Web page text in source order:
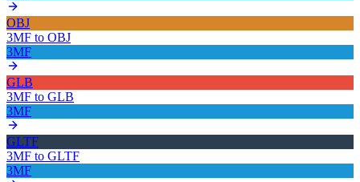
OBJ
3MF to OBJ
3MF
GLB
3MF to GLB
3MF
GLTF
3MF to GLTF
3MF